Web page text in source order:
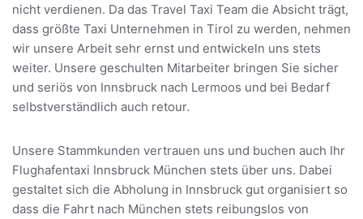
nicht verdienen. Da das Travel Taxi Team die Absicht trägt,
dass größte Taxi Unternehmen in Tirol zu werden, nehmen
wir unsere Arbeit sehr ernst und entwickeln uns stets
weiter. Unsere geschulten Mitarbeiter bringen Sie sicher
und seriös von Innsbruck nach Lermoos und bei Bedarf
selbstverständlich auch retour.
Unsere Stammkunden vertrauen uns und buchen auch Ihr
Flughafentaxi Innsbruck München stets über uns. Dabei
gestaltet sich die Abholung in Innsbruck gut organisiert so
dass die Fahrt nach München stets reibungslos von